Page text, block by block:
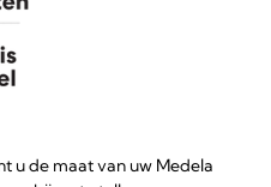
u de maat van uw Medela